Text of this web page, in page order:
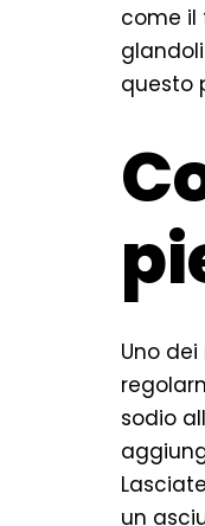
come il
questo
Uno
sodio
un